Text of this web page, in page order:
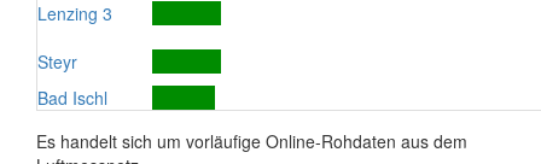
Lenzing 3
Steyr
Bad Ischl
Es handelt sich um vorläufige Online-Rohdaten aus dem